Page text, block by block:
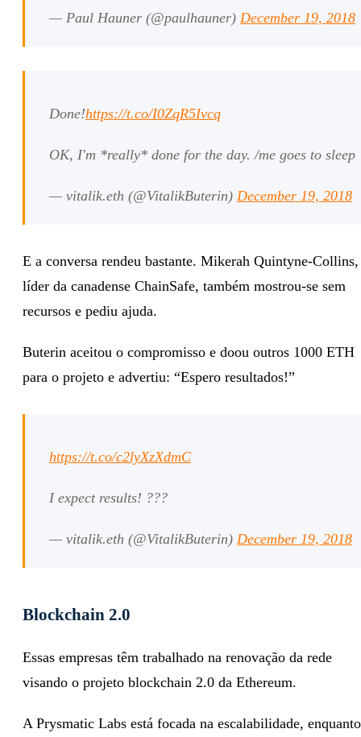
— Paul Hauner (@paulhauner) December 19, 2018
Done!https://t.co/I0ZqR5Ivcq
OK, I'm *really* done for the day. /me goes to sleep
— vitalik.eth (@VitalikButerin) December 19, 2018
E a conversa rendeu bastante. Mikerah Quintyne-Collins,
líder da canadense ChainSafe, também mostrou-se sem
recursos e pediu ajuda.
Buterin aceitou o compromisso e doou outros 1000 ETH
para o projeto e advertiu: “Espero resultados!”
https://t.co/c2lyXzXdmC
I expect results! ???
— vitalik.eth (@VitalikButerin) December 19, 2018
Blockchain 2.0
Essas empresas têm trabalhado na renovação da rede
visando o projeto blockchain 2.0 da Ethereum.
A Prysmatic Labs está focada na escalabilidade,